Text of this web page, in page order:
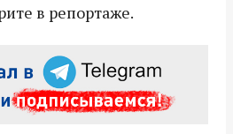
в репортаже.